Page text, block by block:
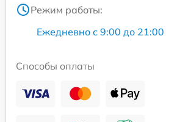
Режим работы:
Ежедневно с 9:00 до 21:00
Способы оплаты